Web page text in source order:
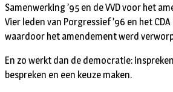
Samenwerking ’95 en de VVD voor het
Vier leden van Porgressief ’96 en het
waardoor het amendement werd
En zo werkt dan de democratie:
bespreken en een keuze maken.